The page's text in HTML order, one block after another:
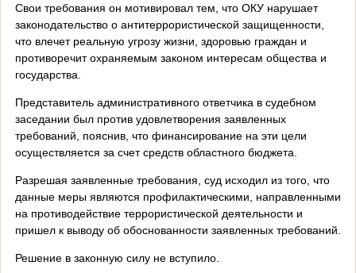
Свои требования он мотивировал тем, что ОКУ нарушает
законодательство о антитеррористической защищенности,
что влечет реальную угрозу жизни, здоровью граждан и
противоречит охраняемым законом интересам общества и
государства.
Представитель административного ответчика в судебном
заседании был против удовлетворения заявленных
требований, пояснив, что финансирование на эти цели
осуществляется за счет средств областного бюджета.
Разрешая заявленные требования, суд исходил из того, что
данные меры являются профилактическими, направленными
на противодействие террористической деятельности и
пришел к выводу об обоснованности заявленных требований.
Решение в законную силу не вступило.